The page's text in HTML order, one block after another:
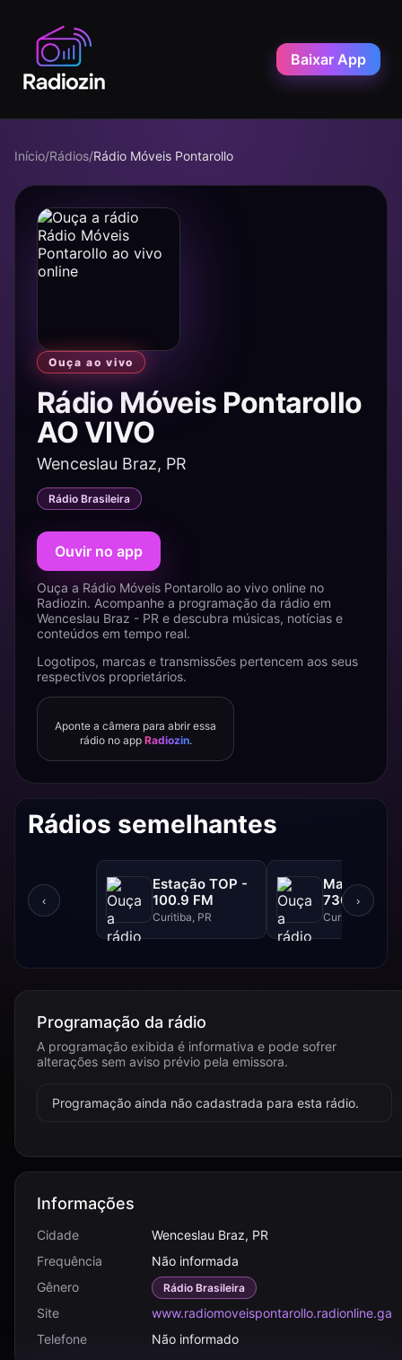
Baixar App
Início/Rádios/Rádio Móveis Pontarollo
Ouça ao vivo
Rádio Móveis Pontarollo
AO VIVO
Wenceslau Braz, PR
Rádio Brasileira
Ouvir no app
Ouça a Rádio Móveis Pontarollo ao vivo online no
Radiozin. Acompanhe a programação da rádio em
Wenceslau Braz - PR e descubra músicas, notícias e
conteúdos em tempo real.
Logotipos, marcas e transmissões pertencem aos seus
respectivos proprietários.
Aponte a câmera para abrir essa
rádio no app Radiozin.
Rádios semelhantes
‹
Estação TOP -
100.9 FM
Curitiba, PR
Marumby
730 AM
Curitiba, PR
›
Programação da rádio
A programação exibida é informativa e pode sofrer
alterações sem aviso prévio pela emissora.
Programação ainda não cadastrada para esta rádio.
Informações
Cidade
Wenceslau Braz, PR
Frequência
Não informada
Gênero
Rádio Brasileira
Site
www.radiomoveispontarollo.radionline.ga
Telefone
Não informado